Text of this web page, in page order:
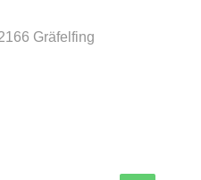
Gräfelfing